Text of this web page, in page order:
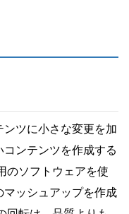
ツに小さな変更を加
ンテンツを作成する
のソフトウェアを使
マッシュアップを作成